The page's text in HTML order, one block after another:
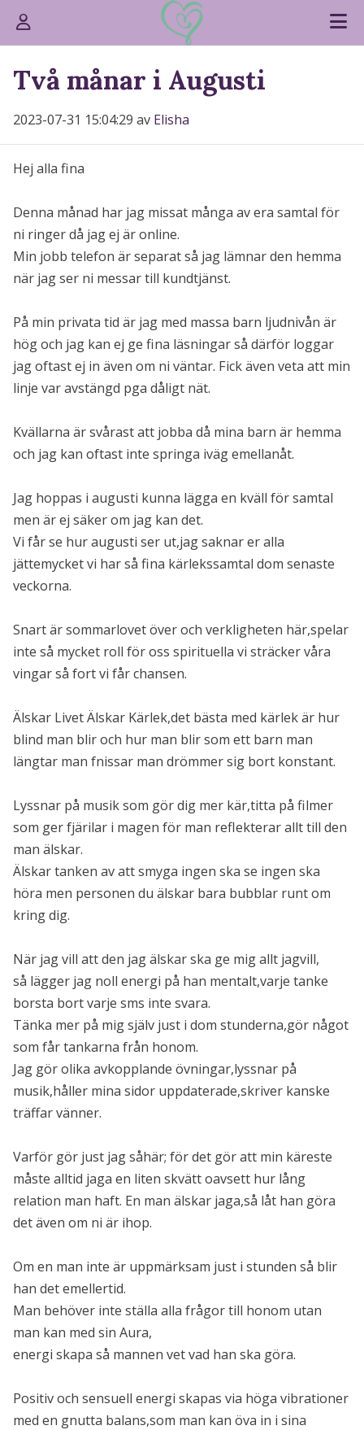
Två månar i Augusti
2023-07-31 15:04:29 av Elisha
Hej alla fina
Denna månad har jag missat många av era samtal för
ni ringer då jag ej är online.
Min jobb telefon är separat så jag lämnar den hemma
när jag ser ni messar till kundtjänst.
På min privata tid är jag med massa barn ljudnivån är
hög och jag kan ej ge fina läsningar så därför loggar
jag oftast ej in även om ni väntar. Fick även veta att min
linje var avstängd pga dåligt nät.
Kvällarna är svårast att jobba då mina barn är hemma
och jag kan oftast inte springa iväg emellanåt.
Jag hoppas i augusti kunna lägga en kväll för samtal
men är ej säker om jag kan det.
Vi får se hur augusti ser ut,jag saknar er alla
jättemycket vi har så fina kärlekssamtal dom senaste
veckorna.
Snart är sommarlovet över och verkligheten här,spelar
inte så mycket roll för oss spirituella vi sträcker våra
vingar så fort vi får chansen.
Älskar Livet Älskar Kärlek,det bästa med kärlek är hur
blind man blir och hur man blir som ett barn man
längtar man fnissar man drömmer sig bort konstant.
Lyssnar på musik som gör dig mer kär,titta på filmer
som ger fjärilar i magen för man reflekterar allt till den
man älskar.
Älskar tanken av att smyga ingen ska se ingen ska
höra men personen du älskar bara bubblar runt om
kring dig.
När jag vill att den jag älskar ska ge mig allt jagvill,
så lägger jag noll energi på han mentalt,varje tanke
borsta bort varje sms inte svara.
Tänka mer på mig själv just i dom stunderna,gör något
som får tankarna från honom.
Jag gör olika avkopplande övningar,lyssnar på
musik,håller mina sidor uppdaterade,skriver kanske
träffar vänner.
Varför gör just jag såhär; för det gör att min käreste
måste alltid jaga en liten skvätt oavsett hur lång
relation man haft. En man älskar jaga,så låt han göra
det även om ni är ihop.
Om en man inte är uppmärksam just i stunden så blir
han det emellertid.
Man behöver inte ställa alla frågor till honom utan
man kan med sin Aura,
energi skapa så mannen vet vad han ska göra.
Positiv och sensuell energi skapas via höga vibrationer
med en gnutta balans,som man kan öva in i sina